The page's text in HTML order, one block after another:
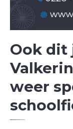
Ook dit
weer